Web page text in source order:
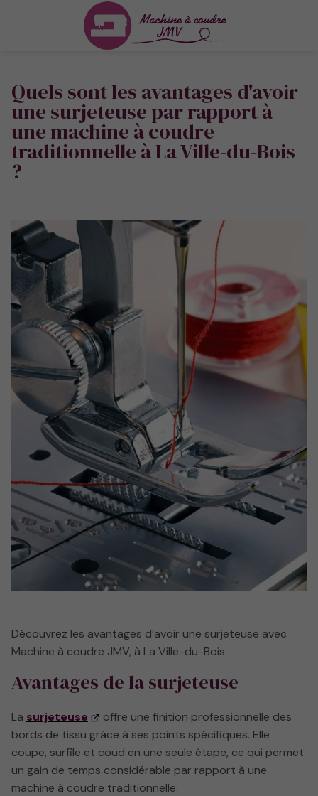
Quels sont les avantages d'avoir
une surjeteuse par rapport à
une machine à coudre
traditionnelle à La Ville-du-Bois
?
Découvrez les avantages d’avoir une surjeteuse avec
Machine à coudre JMV, à La Ville-du-Bois.
Avantages de la surjeteuse
La surjeteuse
offre une finition professionnelle des
bords de tissu grâce à ses points spécifiques. Elle
coupe, surfile et coud en une seule étape, ce qui permet
un gain de temps considérable par rapport à une
machine à coudre traditionnelle.